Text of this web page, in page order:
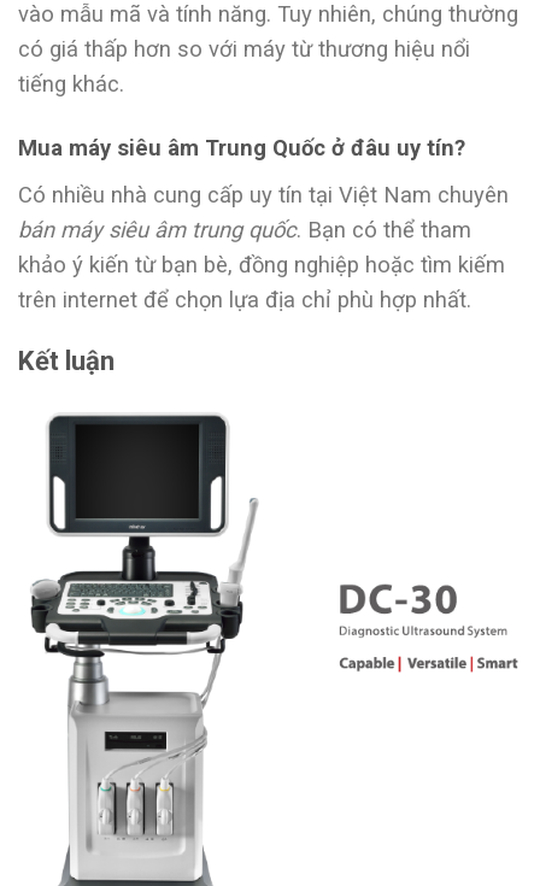
vào mẫu mã và tính năng. Tuy nhiên, chúng thường
có giá thấp hơn so với máy từ thương hiệu nổi
tiếng khác.
Mua máy siêu âm Trung Quốc ở đâu uy tín?
Có nhiều nhà cung cấp uy tín tại Việt Nam chuyên
bán máy siêu âm trung quốc. Bạn có thể tham
khảo ý kiến từ bạn bè, đồng nghiệp hoặc tìm kiếm
trên internet để chọn lựa địa chỉ phù hợp nhất.
Kết luận